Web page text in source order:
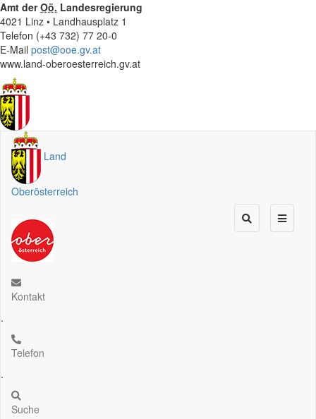
Amt derOö. Landesregierung
4021 Linz • Landhausplatz 1
Telefon (+43 732) 77 20-0
E-Mail post@ooe.gv.at
www.land-oberoesterreich.gv.at
Land
Oberösterreich
Kontakt
.
Telefon
.
Suche